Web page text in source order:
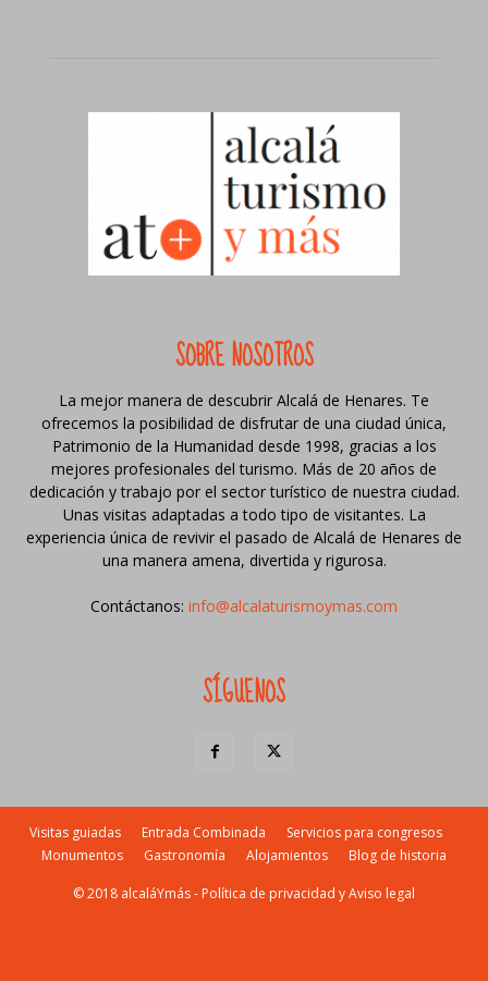
SOBRE NOSOTROS
La mejor manera de descubrir Alcalá de Henares. Te
ofrecemos la posibilidad de disfrutar de una ciudad única,
Patrimonio de la Humanidad desde 1998, gracias a los
mejores profesionales del turismo. Más de 20 años de
dedicación y trabajo por el sector turístico de nuestra ciudad.
Unas visitas adaptadas a todo tipo de visitantes. La
experiencia única de revivir el pasado de Alcalá de Henares de
una manera amena, divertida y rigurosa.
Contáctanos: info@alcalaturismoymas.com
SÍGUENOS
Visitas guiadas Entrada Combinada
Servicios para congresos
Monumentos
Gastronomía Alojamientos Blog de historia
© 2018 alcaláYmás - Política de privacidad y Aviso legal